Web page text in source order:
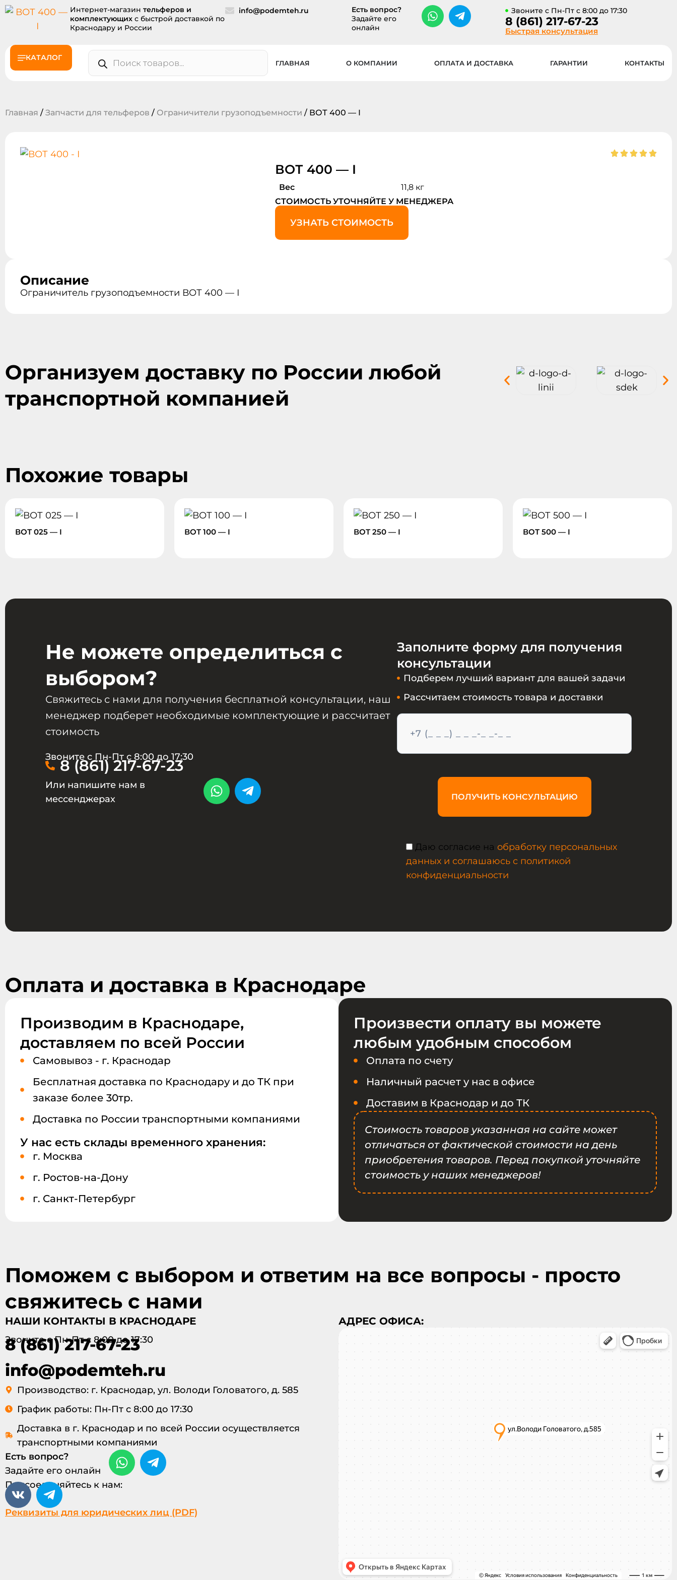
Интернет-магазин тельферов и
комплектующихс быстрой доставкой по
Краснодару и России
info@podemteh.ru
Есть вопрос?
Задайте его
онлайн
Звоните с Пн-Пт с 8:00 до 17:30
8 (861) 217-67-23
Быстрая консультация
КАТАЛОГ
ГЛАВНАЯ О КОМПАНИИ ОПЛАТА И ДОСТАВКА ГАРАНТИИ КОНТАКТЫ
Главная / Запчасти для тельферов / Ограничители грузоподъемности / ВОТ 400 — I
ВОТ 400 — I
Вес
11,8 кг
СТОИМОСТЬ УТОЧНЯЙТЕ У МЕНЕДЖЕРА
УЗНАТЬ СТОИМОСТЬ
Описание
Ограничитель грузоподъемности ВОТ 400 — I
Организуем доставку по России любой
транспортной компанией
Похожие товары
ВОТ 025 — I ВОТ 100 — I ВОТ 250 — I ВОТ 500 — I
Не можете определиться с
выбором?
Свяжитесь с нами для получения бесплатной консультации, наш
менеджер подберет необходимые комплектующие и рассчитает
стоимость
Звоните с Пн-Пт с 8:00 до 17:30
8 (861) 217-67-23
Или напишите нам в
мессенджерах
Заполните форму для получения
консультации
Подберем лучший вариант для вашей задачи
Рассчитаем стоимость товара и доставки
ПОЛУЧИТЬ КОНСУЛЬТАЦИЮ
Даю согласие на обработку персональных
данных и соглашаюсь с политикой
конфиденциальности
Оплата и доставка в Краснодаре
Производим в Краснодаре,
доставляем по всей России
Самовывоз - г. Краснодар
Бесплатная доставка по Краснодару и до ТК при
заказе более 30тр.
Доставка по России транспортными компаниями
У нас есть склады временного хранения:
г. Москва
г. Ростов-на-Дону
г. Санкт-Петербург
Произвести оплату вы можете
любым удобным способом
Оплата по счету
Наличный расчет у нас в офисе
Доставим в Краснодар и до ТК
Стоимость товаров указанная на сайте может
отличаться от фактической стоимости на день
приобретения товаров. Перед покупкой уточняйте
стоимость у наших менеджеров!
Поможем с выбором и ответим на все вопросы - просто
свяжитесь с нами
НАШИ КОНТАКТЫ В КРАСНОДАРЕ
Звоните с Пн-Пт с 8:00 до 17:30
8 (861) 217-67-23
info@podemteh.ru
Производство: г. Краснодар, ул. Володи Головатого, д. 585
График работы: Пн-Пт с 8:00 до 17:30
Доставка в г. Краснодар и по всей России осуществляется
транспортными компаниями
Есть вопрос?
Задайте его онлайн
Присоединяйтесь к нам:
Реквизиты для юридических лиц (PDF)
АДРЕС ОФИСА: